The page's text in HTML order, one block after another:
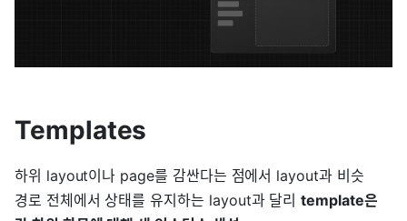
Templates
하위 layout이나 page를 감싼다는 점에서 layout과 비슷
경로 전체에서 상태를 유지하는 layout과 달리template은